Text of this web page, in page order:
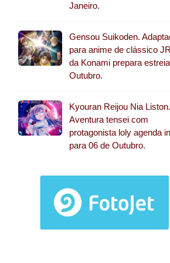
Janeiro.
Gensou Suikoden.
para anime de clássico
da Konami prepara
Outubro.
Kyouran Reijou Nia Liston.
Aventura tensei com
protagonista loly agenda
para 06 de Outubro.